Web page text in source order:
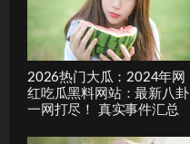
2026热门大瓜：2024年网
红吃瓜黑料网站：最新八卦
一网打尽！ 真实事件汇总